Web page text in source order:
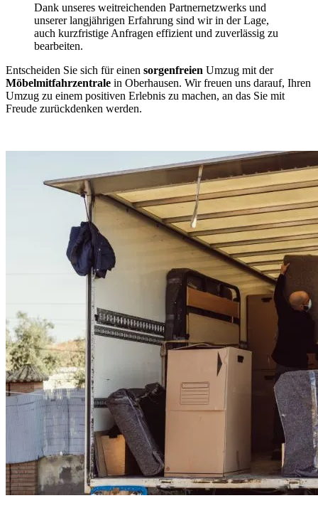
Dank unseres weitreichenden Partnernetzwerks und
unserer langjährigen Erfahrung sind wir in der Lage,
auch kurzfristige Anfragen effizient und zuverlässig zu
bearbeiten.
Entscheiden Sie sich für einen sorgenfreien Umzug mit der
Möbelmitfahrzentrale in Oberhausen. Wir freuen uns darauf, Ihren
Umzug zu einem positiven Erlebnis zu machen, an das Sie mit
Freude zurückdenken werden.